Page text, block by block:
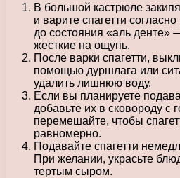
В большой кастрюле
и варите спагетти
до состояния «аль денте»
жесткие на ощупь.
После варки спагетти,
помощью дуршлага или
удалить лишнюю воду.
Если вы планируете
добавьте их в сковороду с
перемешайте, чтобы
равномерно.
Подавайте спагетти
При желании, украсьте
тертым сыром.